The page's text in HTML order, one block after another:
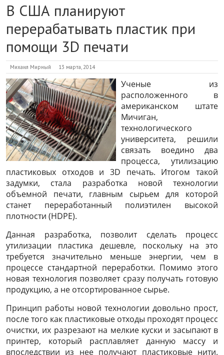
В США планируют
перерабатывать пластик при
помощи 3D печати
Михаил Мирный 13 марта, 2014
Ученые из
расположенного в
американском штате
Мичиган,
технологического
университета, решили
связать воедино два
процесса, утилизацию
пластиковых отходов и 3D печать. Итогом такой
задумки, стала разработка новой технологии
объемной печати, главным сырьем для которой
станет переработанный полиэтилен высокой
плотности (HDPE).
Данная разработка, позволит сделать процесс
утилизации пластика дешевле, поскольку на это
требуется значительно меньше энергии, чем в
процессе стандартной переработки. Помимо этого
новая технология позволяет сразу получать готовую
продукцию, а не отсортированное сырье.
Принцип работы новой технологии довольно прост,
после того как пластиковые отходы проходят процесс
очистки, их разрезают на мелкие куски и засыпают в
принтер, который расплавляет данную массу и
впоследствии из нее получают пластиковые нити.